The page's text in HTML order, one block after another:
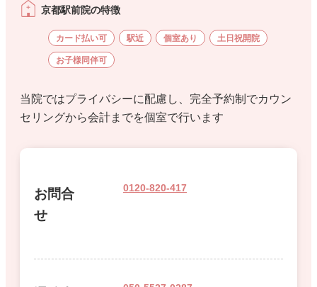
京都駅前院の特徴
カード払い可 駅近 個室あり 土日祝開院
お子様同伴可
当院ではプライバシーに配慮し、完全予約制でカウン
セリングから会計までを個室で行います
お問合
せ
0120-820-417